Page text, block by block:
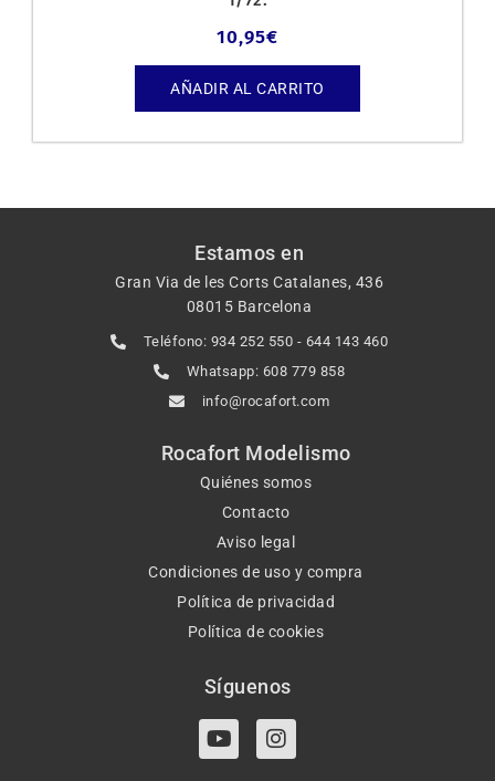
10,95€
AÑADIR AL CARRITO
Estamos en
Gran Via de les Corts Catalanes, 436
08015 Barcelona
Teléfono: 934 252 550 - 644 143 460
Whatsapp: 608 779 858
info@rocafort.com
Rocafort Modelismo
Quiénes somos
Contacto
Aviso legal
Condiciones de uso y compra
Política de privacidad
Política de cookies
Síguenos
Y
o
I
n